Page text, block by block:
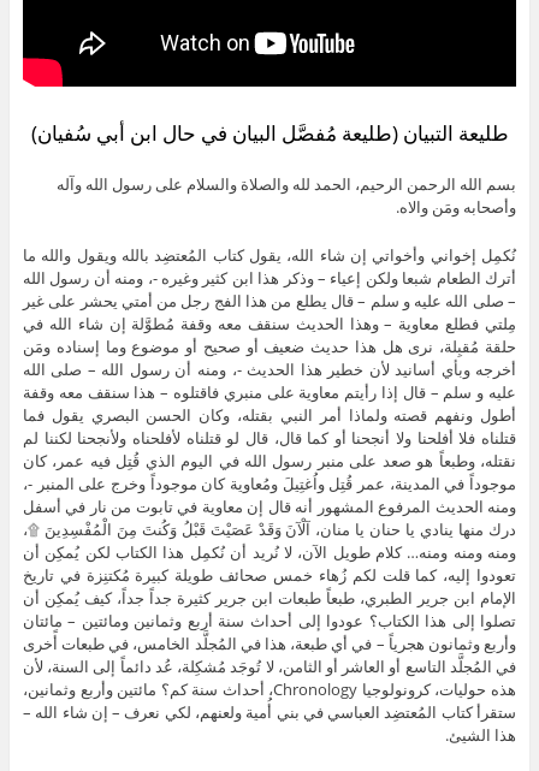
طليعة التبيان (طليعة مُفصَّل البيان في حال ابن أبي سُفيان)
بسم الله الرحمن الرحيم، الحمد لله والصلاة والسلام على رسول الله وآله
وأصحابه ومَن والاه.
نُكمِل إخواني وأخواتي إن شاء الله، يقول كتاب المُعتضِد بالله ويقول والله ما
أترك الطعام شبعا ولكن إعياء – وذكر هذا ابن كثير وغيره -، ومنه أن رسول الله
– صلى الله عليه و سلم – قال يطلع من هذا الفج رجل من أمتي يحشر على غير
مِلتي فطلع معاوية – وهذا الحديث سنقف معه وقفة مُطوَّلة إن شاء الله في
حلقة مُقبِلة، نرى هل هذا حديث ضعيف أو صحيح أو موضوع وما إسناده ومَن
أخرجه وبأي أسانيد لأن خطير هذا الحديث -، ومنه أن رسول الله – صلى الله
عليه و سلم – قال إذا رأيتم معاوية على منبري فاقتلوه – هذا سنقف معه وقفة
أطول ونفهم قصته ولماذا أمر النبي بقتله، وكان الحسن البصري يقول فما
قتلناه فلا أفلحنا ولا أنجحنا أو كما قال، قال لو قتلناه لأفلحناه ولأنجحنا لكننا لم
نقتله، وطبعاً هو صعد على منبر رسول الله في اليوم الذي قُتِل فيه عمر، كان
موجوداً في المدينة، عمر قُتِل واُغتِيلَ ومُعاوية كان موجوداً وخرج على المنبر -،
ومنه الحديث المرفوع المشهور أنه قال إن معاوية في تابوت من نار في أسفل
درك منها ينادي يا حنان يا منان، آلْآنَ وَقَدْ عَصَيْتَ قَبْلُ وَكُنتَ مِنَ الْمُفْسِدِينَ ۩،
ومنه ومنه ومنه… كلام طويل الآن، لا نُريد أن نُكمِل هذا الكتاب لكن يُمكِن أن
تعودوا إليه، كما قلت لكم زُهاء خمس صحائف طويلة كبيرة مُكتنِزة في تاريخ
الإمام ابن جرير الطبري، طبعاً طبعات ابن جرير كثيرة جداً جداً، كيف يُمكِن أن
تصلوا إلى هذا الكتاب؟ عودوا إلى أحداث سنة أربع وثمانين ومائتين – مائتان
وأربع وثمانون هجرياً – في أي طبعة، هذا في المُجلَّد الخامس، في طبعات أًخرى
في المُجلَّد التاسع أو العاشر أو الثامن، لا تُوجَد مُشكِلة، عُد دائماً إلى السنة، لأن
هذه حوليات، كرونولوجيا Chronology، أحداث سنة كم؟ مائتين وأربع وثمانين،
ستقرأ كتاب المُعتضِد العباسي في بني أُمية ولعنهم، لكي نعرف – إن شاء الله –
هذا الشيئ.